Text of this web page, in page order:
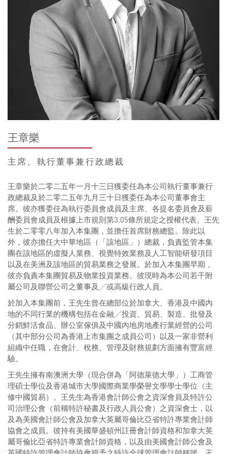
王章樂
主席、執行董事兼行政總裁
王章樂於二零二五年一月十三日獲委任為本公司執行董事兼行
政總裁及於二零二五年九月三十日獲委任為本公司董事會主
席。彼亦獲委任為執行委員會成員及主席、各提名委員會及薪
酬委員會成員及根據上市規則第3.05條所規定之授權代表。王先
生於二零零八年加入本集團，並擔任首席財務總監。除此以
外，彼亦擔任大中華地區（「該地區」）總裁，負責監管本集
團在該地區的虛擬人業務、視覺特效業務及人工智能研發項目
以及在美洲及該地區的貿易業務之發展。於加入本集團早期，
彼亦負責本集團貿易及物業投資業務。彼現時為本公司若干附
屬公司及聯營公司之董事及╱或高級行政人員。
於加入本集團前，王先生曾在總部位於加拿大、香港及中國內
地的不同行業的機構包括在金融╱投資、貿易、製造、批發及
分銷鮮活食品、辦公室傢俱及中國內地房地產行業經營的公司
（其中部分公司為香港上市集團之成員公司）以及一家非營利
組織中任職，在會計、稅務、管理及財務規劃方面擁有豐富經
驗。
王先生擁有南澳洲大學（現合併為「阿德萊德大學」）工商管
理碩士學位及香港城市大學國際商業學榮譽文學學士學位（主
修中國貿易）。王先生為香港會計師公會之資深會員及特許公
司治理公會（前稱特許秘書及行政人員公會）之資深會士，以
及為美國會計師公會及加拿大英屬哥倫比亞省特許專業會計師
協會之成員。彼持有美國華盛頓州註冊會計師資格和加拿大英
屬哥倫比亞省特許專業會計師資格，以及由美國會計師公會及